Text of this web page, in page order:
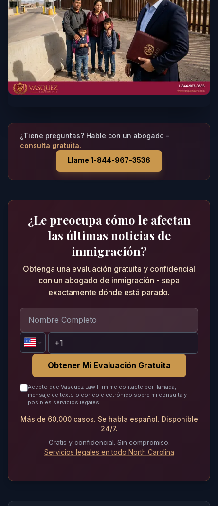
¿Tiene preguntas? Hable con un abogado -
consulta gratuita.
Llame 1-844-967-3536
¿Le preocupa cómo le afectan
las últimas noticias de
inmigración?
Obtenga una evaluación gratuita y confidencial
con un abogado de inmigración - sepa
exactamente dónde está parado.
Obtener Mi Evaluación Gratuita
Acepto que Vasquez Law Firm me contacte por llamada,
mensaje de texto o correo electrónico sobre mi consulta y
posibles servicios legales.
Más de 60,000 casos. Se habla español. Disponible
24/7.
Gratis y confidencial. Sin compromiso.
Servicios legales en todo North Carolina